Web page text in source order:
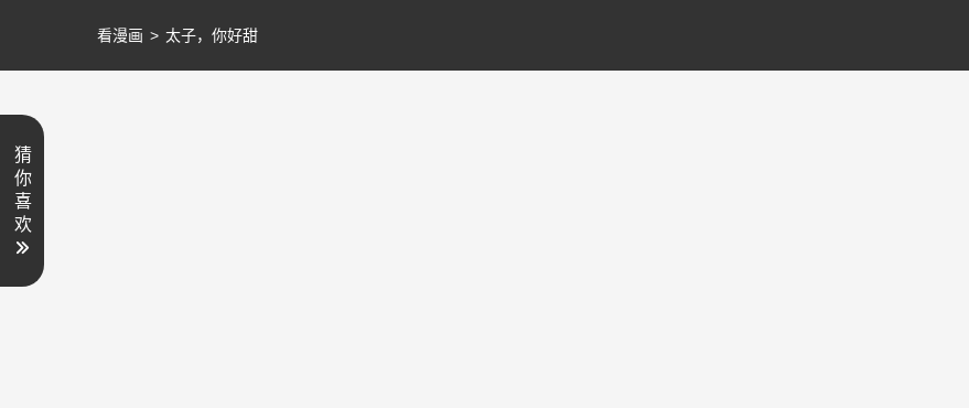
看漫画 > 太子，你好甜
猜
你
喜
欢